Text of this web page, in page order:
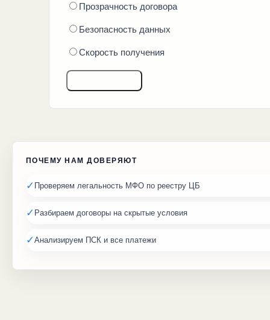
Прозрачность договора
Безопасность данных
Скорость получения
ПОЧЕМУ НАМ ДОВЕРЯЮТ
✓ Проверяем легальность МФО по реестру ЦБ
✓ Разбираем договоры на скрытые условия
✓Анализируем ПСК и все платежи